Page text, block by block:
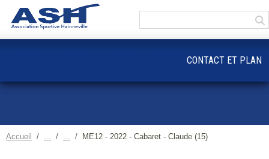
Accueil ME12 - 2022 - Cabaret - Claude (15)
CONTACT ET PLAN
Panneau de gestion des cookies